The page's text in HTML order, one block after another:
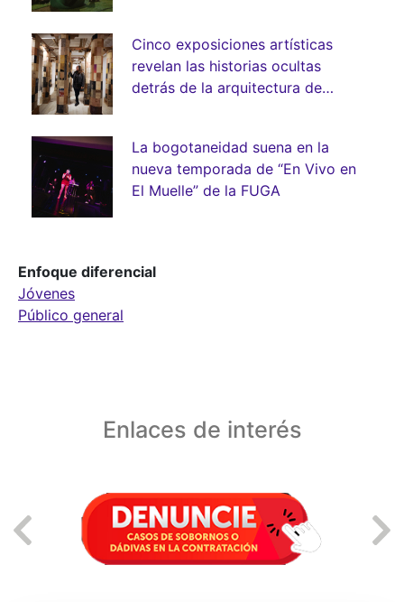
Cinco exposiciones artísticas
revelan las historias ocultas
detrás de la arquitectura de
La bogotaneidad suena en la
nueva temporada de “En Vivo en
El Muelle” de la FUGA
Enfoque diferencial
Jóvenes
Público general
Enlaces de interés